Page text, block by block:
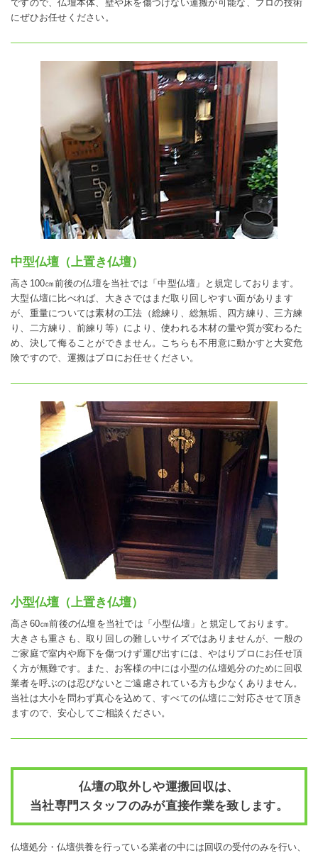
ですので、仏壇本体、壁や床を傷つけない運搬が可能な、プロの技術
にぜひお任せください。
中型仏壇（上置き仏壇）
高さ100㎝前後の仏壇を当社では「中型仏壇」と規定しております。
大型仏壇に比べれば、大きさではまだ取り回しやすい面があります
が、重量については素材の工法（総練り、総無垢、四方練り、三方練
り、二方練り、前練り等）により、使われる木材の量や質が変わるた
め、決して侮ることができません。こちらも不用意に動かすと大変危
険ですので、運搬はプロにお任せください。
小型仏壇（上置き仏壇）
高さ60㎝前後の仏壇を当社では「小型仏壇」と規定しております。
大きさも重さも、取り回しの難しいサイズではありませんが、一般の
ご家庭で室内や廊下を傷つけず運び出すには、やはりプロにお任せ頂
く方が無難です。また、お客様の中には小型の仏壇処分のために回収
業者を呼ぶのは忍びないとご遠慮されている方も少なくありません。
当社は大小を問わず真心を込めて、すべての仏壇にご対応させて頂き
ますので、安心してご相談ください。
仏壇の取外しや運搬回収は、
当社専門スタッフのみが直接作業を致します。
仏壇処分・仏壇供養を行っている業者の中には回収の受付のみを行い、